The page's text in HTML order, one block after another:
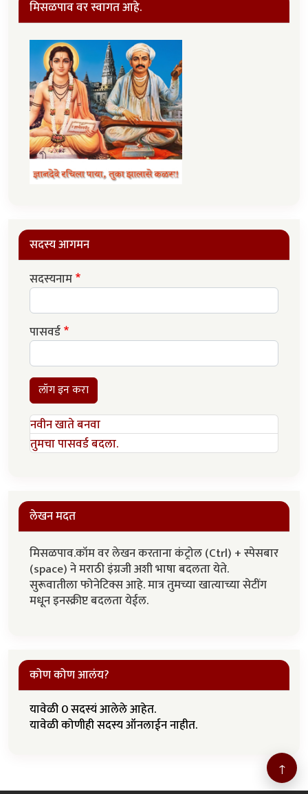
मिसळपाव वर स्वागत आहे.
सदस्य आगमन
सदस्यनाम
पासवर्ड
लॉग इन करा
नवीन खाते बनवा
तुमचा पासवर्ड बदला.
लेखन मदत
मिसळपाव.कॉम वर लेखन करताना कंट्रोल (Ctrl) + स्पेसबार
(space) ने मराठी इंग्रजी अशी भाषा बदलता येते.
सुरूवातीला फोनेटिक्स आहे. मात्र तुमच्या खात्याच्या सेटींग
मधून इनस्क्रीप्ट बदलता येईल.
कोण कोण आलंय?
यावेळी 0 सदस्यं आलेले आहेत.
यावेळी कोणीही सदस्य ऑनलाईन नाहीत.
↑